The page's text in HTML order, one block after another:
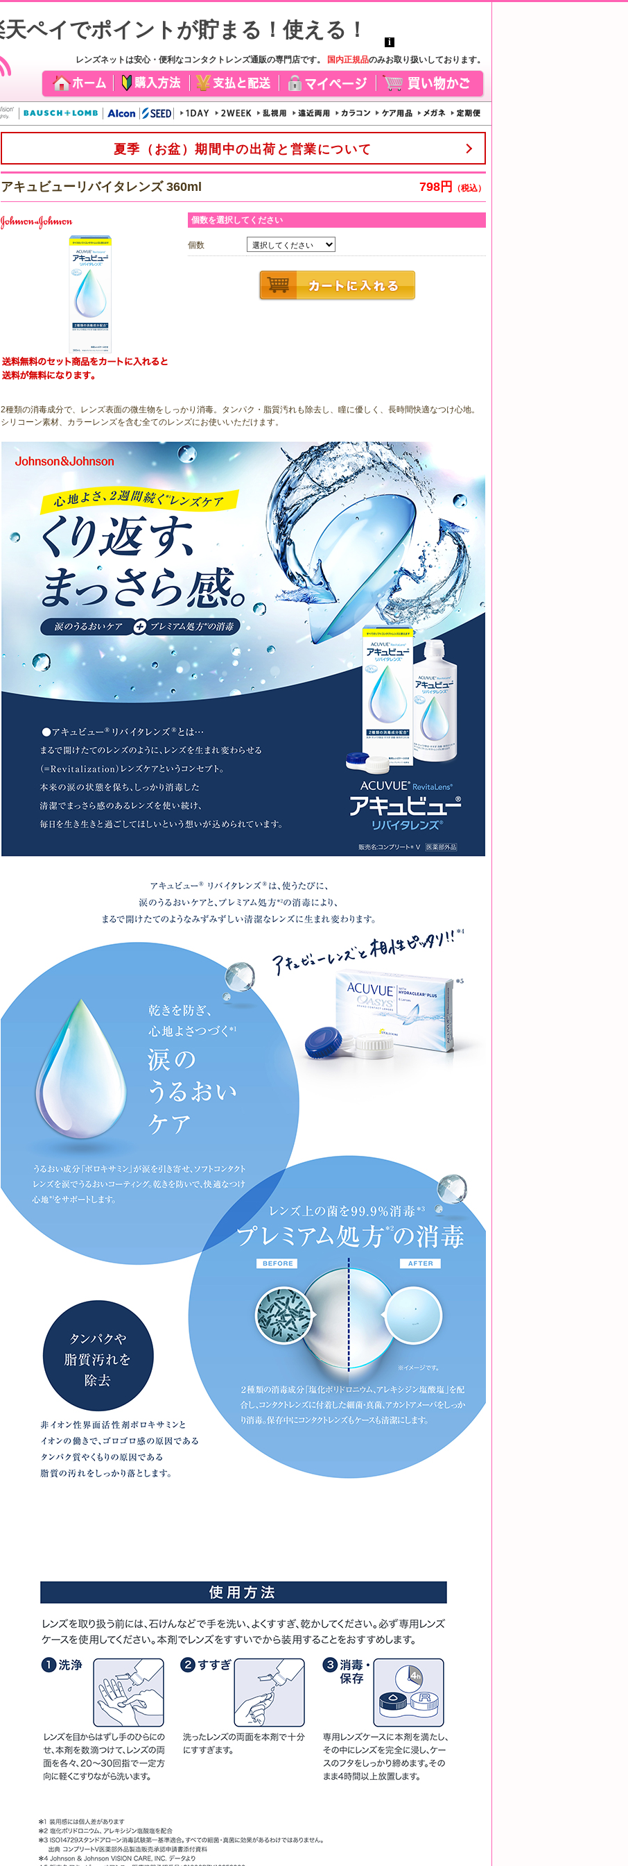
レンズネットは安心・便利なコンタクトレンズ通販の専門店です。 国内正規品のみお取り扱いしております。
夏季（お盆）期間中の出荷と営業について
アキュビューリバイタレンズ 360ml 798円 （税込）
個数を選択してください
個数
2種類の消毒成分で、レンズ表面の微生物をしっかり消毒。タンパク・脂質汚れも除去し、瞳に優しく、長時間快適なつけ心地。
シリコーン素材、カラーレンズを含む全てのレンズにお使いいただけます。